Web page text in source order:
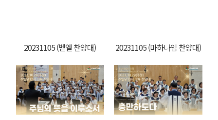
20231105 (벧엘 찬양대) 20231105 (마하나임 찬양대)